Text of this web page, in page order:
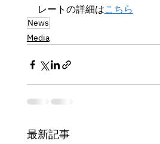
レートの詳細はこちら
News
Media
最新記事